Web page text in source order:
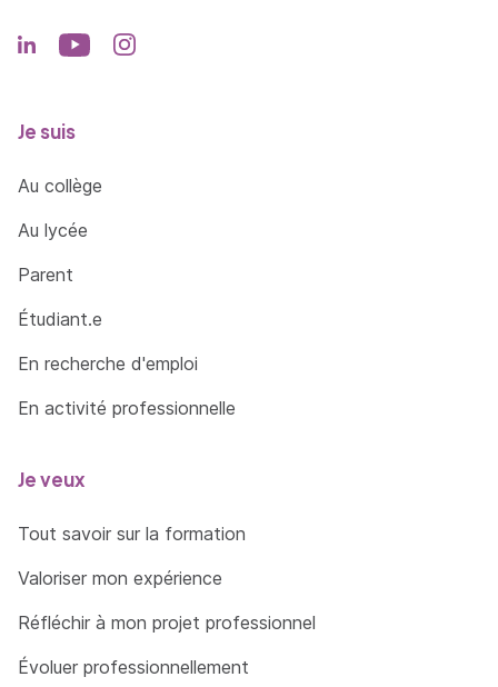
Je suis
Au collège
Au lycée
Parent
Étudiant.e
En recherche d'emploi
En activité professionnelle
Je veux
Tout savoir sur la formation
Valoriser mon expérience
Réfléchir à mon projet professionnel
Évoluer professionnellement